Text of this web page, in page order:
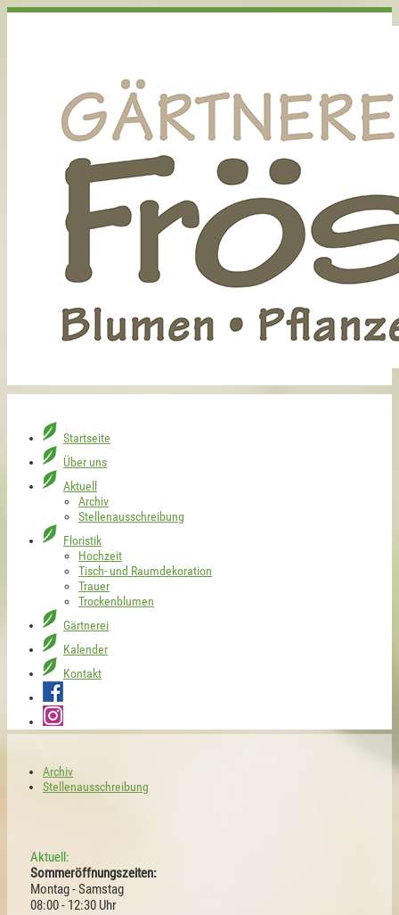
Aktuell
Archiv
Stellenausschreibung
Floristik
Hochzeit
Trockenblumen
Kalender
Startseite
Über uns
Aktuell
Archiv
Stellenausschreibung
Floristik
Hochzeit
Tisch- und Raumdekoration
Trauer
Trockenblumen
Gärtnerei
Kalender
Kontakt
Archiv
Stellenausschreibung
Aktuell:
Sommeröffnungszeiten:
Montag - Samstag
08:00 - 12:30 Uhr